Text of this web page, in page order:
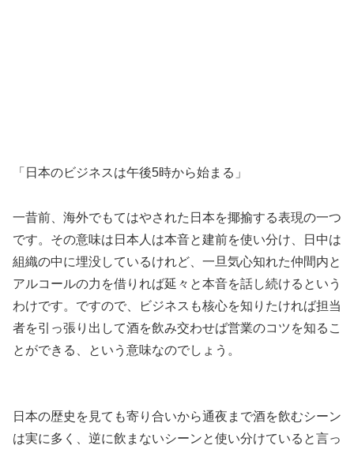
「日本のビジネスは午後5時から始まる」
一昔前、海外でもてはやされた日本を揶揄する表現の一つ
です。その意味は日本人は本音と建前を使い分け、日中は
組織の中に埋没しているけれど、一旦気心知れた仲間内と
アルコールの力を借りれば延々と本音を話し続けるという
わけです。ですので、ビジネスも核心を知りたければ担当
者を引っ張り出して酒を飲み交わせば営業のコツを知るこ
とができる、という意味なのでしょう。
日本の歴史を見ても寄り合いから通夜まで酒を飲むシーン
は実に多く、逆に飲まないシーンと使い分けていると言っ